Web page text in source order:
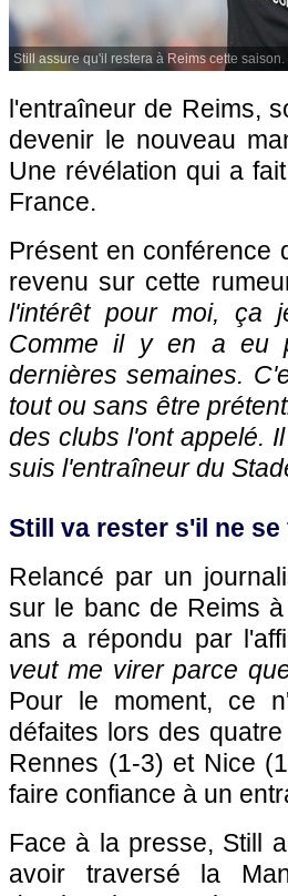
Still assure qu'il restera à Reims cette saison.
l'entraîneur de Reims,
devenir le nouveau
Une révélation qui a
France.
Présent en conférence
revenu sur cette
l'intérêt pour moi, ça
Comme il y en a eu
dernières semaines.
tout ou sans être
des clubs l'ont appelé.
suis l'entraîneur du
Still va rester s'il ne se
Relancé par un
sur le banc de Reims
ans a répondu par
veut me virer parce
Pour le moment, ce
défaites lors des
Rennes (1-3) et Nice
faire confiance à un
Face à la presse, Still
avoir traversé la